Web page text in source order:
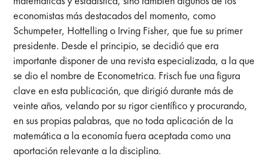
economistas más destacados del momento, como
Schumpeter, Hottelling o Irving Fisher, que fue su primer
presidente. Desde el principio, se decidió que era
importante disponer de una revista especializada, a la que
se dio el nombre de Econometrica. Frisch fue una figura
clave en esta publicación, que dirigió durante más de
veinte años, velando por su rigor científico y procurando,
en sus propias palabras, que no toda aplicación de la
matemática a la economía fuera aceptada como una
aportación relevante a la disciplina.